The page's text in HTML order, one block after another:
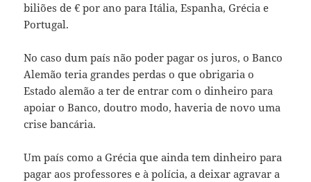
biliões de € por ano para Itália, Espanha, Grécia e
Portugal.
No caso dum país não poder pagar os juros, o Banco
Alemão teria grandes perdas o que obrigaria o
Estado alemão a ter de entrar com o dinheiro para
apoiar o Banco, doutro modo, haveria de novo uma
crise bancária.
Um país como a Grécia que ainda tem dinheiro para
pagar aos professores e à polícia, a deixar agravar a